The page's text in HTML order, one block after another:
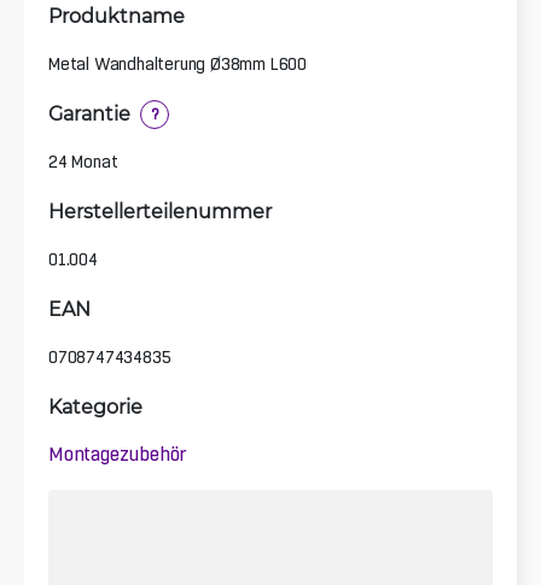
Produktname
Metal Wandhalterung Ø38mm L600
Garantie ?
24 Monat
Herstellerteilenummer
01.004
EAN
0708747434835
Kategorie
Montagezubehör